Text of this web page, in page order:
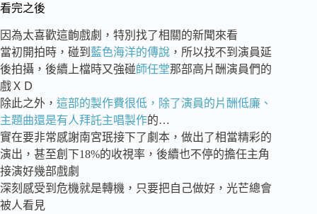
看完之後
因為太喜歡這齣戲劇，特別找了相關的新聞來看
當初開拍時，碰到 藍色海洋的傳說 ，所以找不到演員延
後拍攝，後續上檔時又強碰師任堂那部高片酬演員們的
戲ＸＤ
除此之外， 這部的製作費很低，除了演員的片酬低廉、
主題曲還是有人拜託主唱製作的…
實在要非常感謝南宮珉接下了劇本，做出了相當精彩的
演出，甚至創下18%的收視率，後續也不停的擔任主角
接演好幾部戲劇
深刻感受到危機就是轉機，只要把自己做好，光芒總會
被人看見